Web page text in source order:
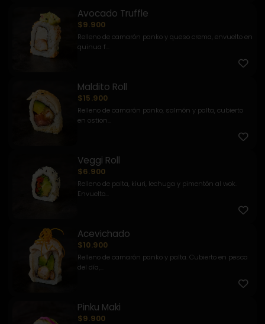
Avocado Truffle
$9.900
Relleno de camarón panko y queso crema, envuelto en
quinua f...
Maldito Roll
$15.900
Relleno de camarón panko, salmón y palta, cubierto
en ostion...
Veggi Roll
$6.900
Relleno de palta, kiuri, lechuga y pimentón al wok.
Envuelto...
Acevichado
$10.900
Relleno de camarón panko y palta. Cubierto en pesca
del día,...
Pinku Maki
$9.900